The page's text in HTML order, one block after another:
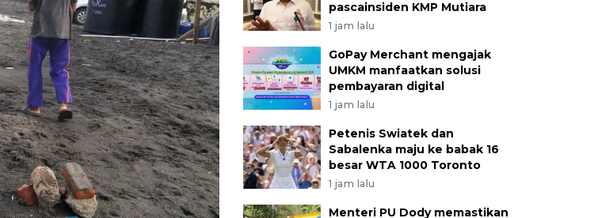
pascainsiden KMP Mutiara
1 jam lalu
GoPay Merchant mengajak
UMKM manfaatkan solusi
pembayaran digital
1 jam lalu
Petenis Swiatek dan
Sabalenka maju ke babak 16
besar WTA 1000 Toronto
1 jam lalu
Menteri PU Dody memastikan